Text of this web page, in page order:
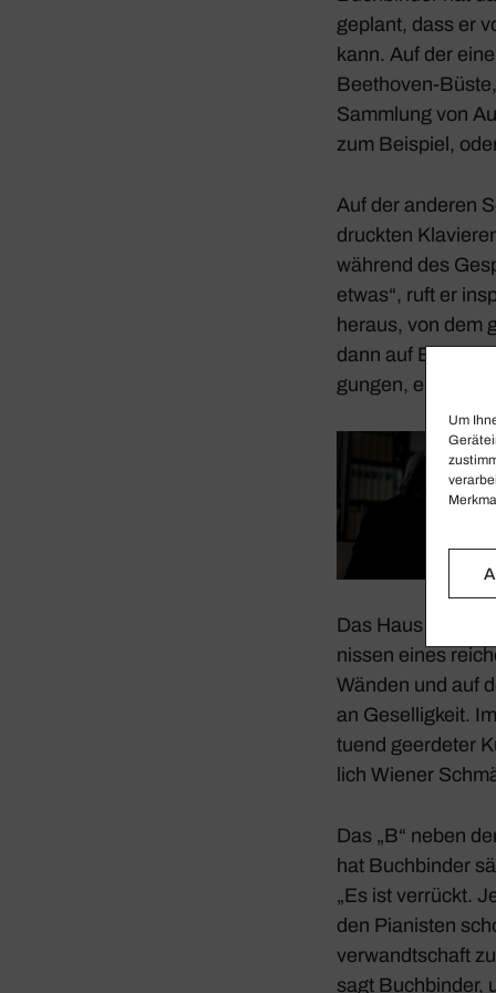
Um
geplant, dass er
kann. Auf der
Beet­hoven-
Samm­lung von
zum Beispiel,
Auf der anderen
druckten
während des
etwas“, ruft er
heraus, von dem
dann auf
gungen, entdeckt
Das Haus von
nissen eines
Wänden und auf
an Gesel­lig­keit.
tuend geer­deter
lich Wiener
Das „B“ neben
hat Buch­binder
„Es ist verrückt.
den Pianisten
ver­wandt­schaft
sagt Buch­binder,